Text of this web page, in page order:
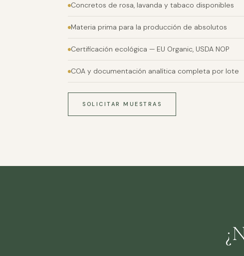
Concretos de rosa, lavanda y tabaco disponibles
Materia prima para la producción de absolutos
Certificación ecológica — EU Organic, USDA NOP
COA y documentación analítica completa por lote
SOLICITAR MUESTRAS